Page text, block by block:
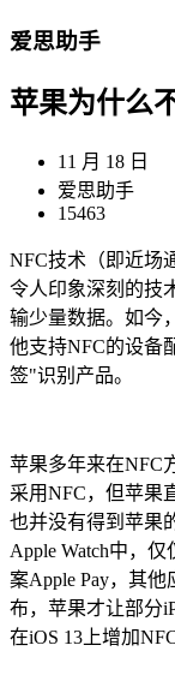
爱思助手
苹果为什么
11 月 18 日
爱思助手
15463
NFC技术（即近场
令人印象深刻的技
输少量数据。如今
他支持NFC的设备
签"识别产品。
苹果多年来在NFC
采用NFC，但苹果
也并没有得到苹果
Apple Watch中，
案Apple Pay，其他
布，苹果才让部分
在iOS 13上增加